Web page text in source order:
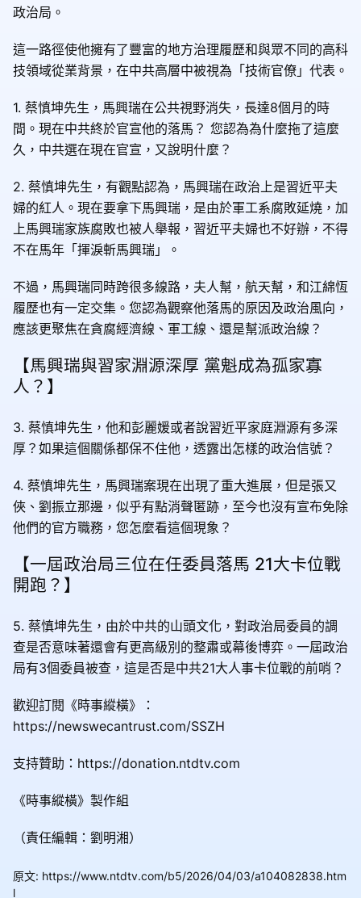
政治局。
這一路徑使他擁有了豐富的地方治理履歷和與眾不同的高科
技領域從業背景，在中共高層中被視為「技術官僚」代表。
1. 蔡慎坤先生，馬興瑞在公共視野消失，長達8個月的時
間。現在中共終於官宣他的落馬？ 您認為為什麼拖了這麼
久，中共選在現在官宣，又說明什麼？
2. 蔡慎坤先生，有觀點認為，馬興瑞在政治上是習近平夫
婦的紅人。現在要拿下馬興瑞，是由於軍工系腐敗延燒，加
上馬興瑞家族腐敗也被人舉報，習近平夫婦也不好辦，不得
不在馬年「揮淚斬馬興瑞」。
不過，馬興瑞同時跨很多線路，夫人幫，航天幫，和江綿恆
履歷也有一定交集。您認為觀察他落馬的原因及政治風向，
應該更聚焦在貪腐經濟線、軍工線、還是幫派政治線？
【馬興瑞與習家淵源深厚 黨魁成為孤家寡
人？】
3. 蔡慎坤先生，他和彭麗媛或者說習近平家庭淵源有多深
厚？如果這個關係都保不住他，透露出怎樣的政治信號？
4. 蔡慎坤先生，馬興瑞案現在出現了重大進展，但是張又
俠、劉振立那邊，似乎有點消聲匿跡，至今也沒有宣布免除
他們的官方職務，您怎麼看這個現象？
【一屆政治局三位在任委員落馬 21大卡位戰
開跑？】
5. 蔡慎坤先生，由於中共的山頭文化，對政治局委員的調
查是否意味著還會有更高級別的整肅或幕後博弈。一屆政治
局有3個委員被查，這是否是中共21大人事卡位戰的前哨？
歡迎訂閱《時事縱橫》：
https://newswecantrust.com/SSZH
支持贊助：https://donation.ntdtv.com
《時事縱橫》製作組
（責任編輯：劉明湘）
原文: https://www.ntdtv.com/b5/2026/04/03/a104082838.htm
l